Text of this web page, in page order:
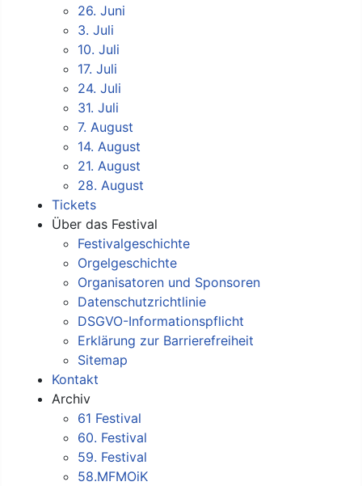
26. Juni
3. Juli
10. Juli
17. Juli
24. Juli
31. Juli
7. August
14. August
21. August
28. August
Tickets
Über das Festival
Festivalgeschichte
Orgelgeschichte
Organisatoren und Sponsoren
Datenschutzrichtlinie
DSGVO-Informationspflicht
Erklärung zur Barrierefreiheit
Sitemap
Kontakt
Archiv
61 Festival
60. Festival
59. Festival
58.MFMOiK